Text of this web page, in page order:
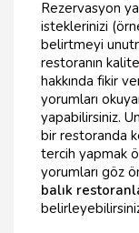
Rezervasyon
isteklerinizi
belirtmeyi
restoranın
hakkında fikir
yorumları
yapabilirsiniz.
bir restoranda
tercih yapmak
yorumları göz
balık